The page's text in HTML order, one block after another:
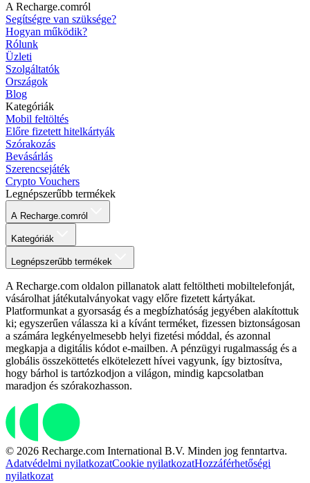
A Recharge.comról
Segítségre van szüksége?
Hogyan működik?
Rólunk
Üzleti
Szolgáltatók
Országok
Blog
Kategóriák
Mobil feltöltés
Előre fizetett hitelkártyák
Szórakozás
Bevásárlás
Szerencsejáték
Crypto Vouchers
Legnépszerűbb termékek
A Recharge.comról
Kategóriák
Legnépszerűbb termékek
A Recharge.com oldalon pillanatok alatt feltöltheti mobiltelefonját,
vásárolhat játékutalványokat vagy előre fizetett kártyákat.
Platformunkat a gyorsaság és a megbízhatóság jegyében alakítottuk
ki; egyszerűen válassza ki a kívánt terméket, fizessen biztonságosan
a számára legkényelmesebb helyi fizetési móddal, és azonnal
megkapja a digitális kódot e-mailben. A pénzügyi rugalmasság és a
globális összeköttetés elkötelezett hívei vagyunk, így biztosítva,
hogy bárhol is tartózkodjon a világon, mindig kapcsolatban
maradjon és szórakozhasson.
© 2026 Recharge.com International B.V. Minden jog fenntartva.
Adatvédelmi nyilatkozatCookie nyilatkozatHozzáférhetőségi
nyilatkozat